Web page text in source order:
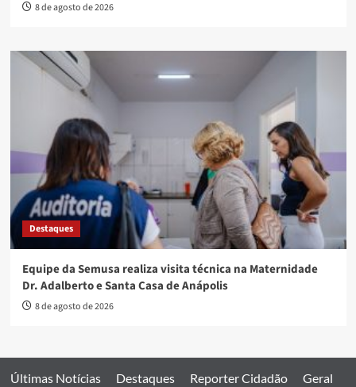
8 de agosto de 2026
Destaques
Equipe da Semusa realiza visita técnica na Maternidade
Dr. Adalberto e Santa Casa de Anápolis
8 de agosto de 2026
Últimas Notícias Destaques Reporter Cidadão Geral